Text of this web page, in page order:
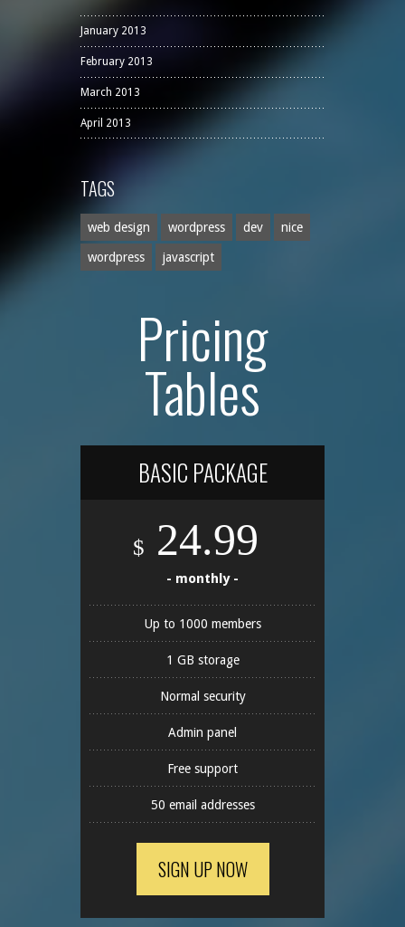
January 2013
February 2013
March 2013
April 2013
TAGS
web design wordpress dev nice
wordpress javascript
Pricing
Tables
BASIC PACKAGE
$ 24.99
- monthly -
Up to 1000 members
1 GB storage
Normal security
Admin panel
Free support
50 email addresses
SIGN UP NOW